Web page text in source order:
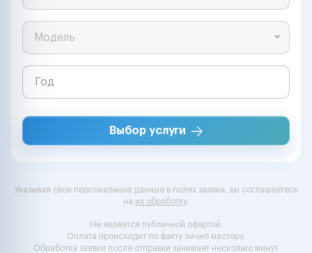
Модель
Выбор услуги
Указывая свои персональные данные в полях заявки, вы соглашаетесь
на их обработку.
Не является публичной офертой.
Оплата происходит по факту лично мастеру.
Обработка заявки после отправки занимает несколько минут.